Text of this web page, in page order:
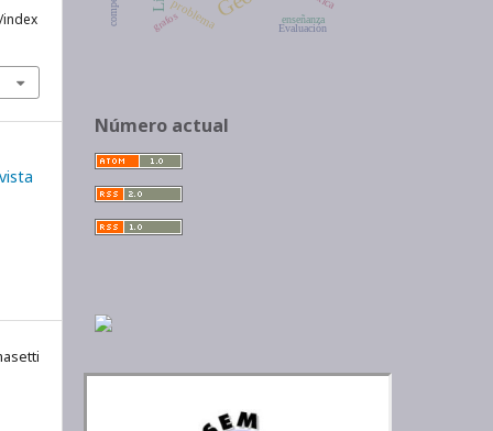
problema enseñanza
Evaluación
grafos
Número actual